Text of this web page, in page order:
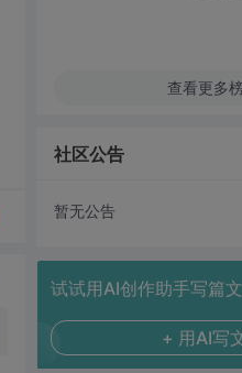
查看更多
社区公告
暂无公告
试试用AI创作助手写篇
+ 用AI写